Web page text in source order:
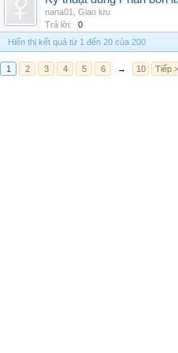
nana01
Giao lưu
Trả lời:
0
Hiển thị kết quả từ 1 đến 20 của 200
1 2 3 4 5 6 → 10 Tiếp >